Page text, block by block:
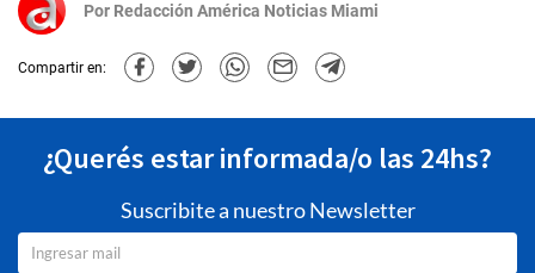
Por Redacción América Noticias Miami
Compartir en:
¿Querés estar informada/o las 24hs?
Suscribite a nuestro Newsletter